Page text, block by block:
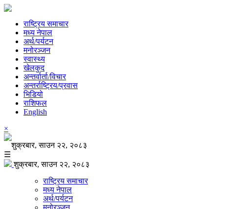
राष्ट्रिय समाचार
मध्य नेपाल
अर्थ/पर्यटन
मनोरञ्जन
स्वास्थ्य
खेलकुद
अन्तर्वार्ता/विचार
अन्तर्राष्ट्रिय/प्रवास
भिडियो
राशिफल
English
×
शुक्रबार, साउन २२, २०८३
☰
शुक्रबार, साउन २२, २०८३
राष्ट्रिय समाचार
मध्य नेपाल
अर्थ/पर्यटन
मनोरञ्जन